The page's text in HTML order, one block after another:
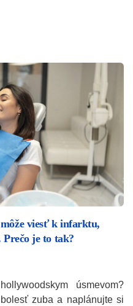
viesť k infarktu,
je to tak?
úsmevom?
zuba a naplánujte si